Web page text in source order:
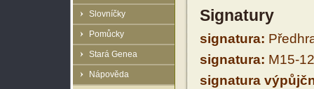
Slovníčky
Pomůcky
Stará Genea
Nápověda
Signatury
signatura:
signatura: M15-
signatura